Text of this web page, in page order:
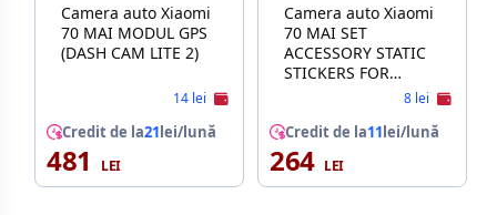
Camera auto Xiaomi
70 MAI MODUL GPS
(DASH CAM LITE 2)
14 lei
Credit de la21lei/lună
481
Camera auto Xiaomi
70 MAI SET
ACCESSORY STATIC
STICKERS FOR
8 lei
Credit de la11lei/lună
264